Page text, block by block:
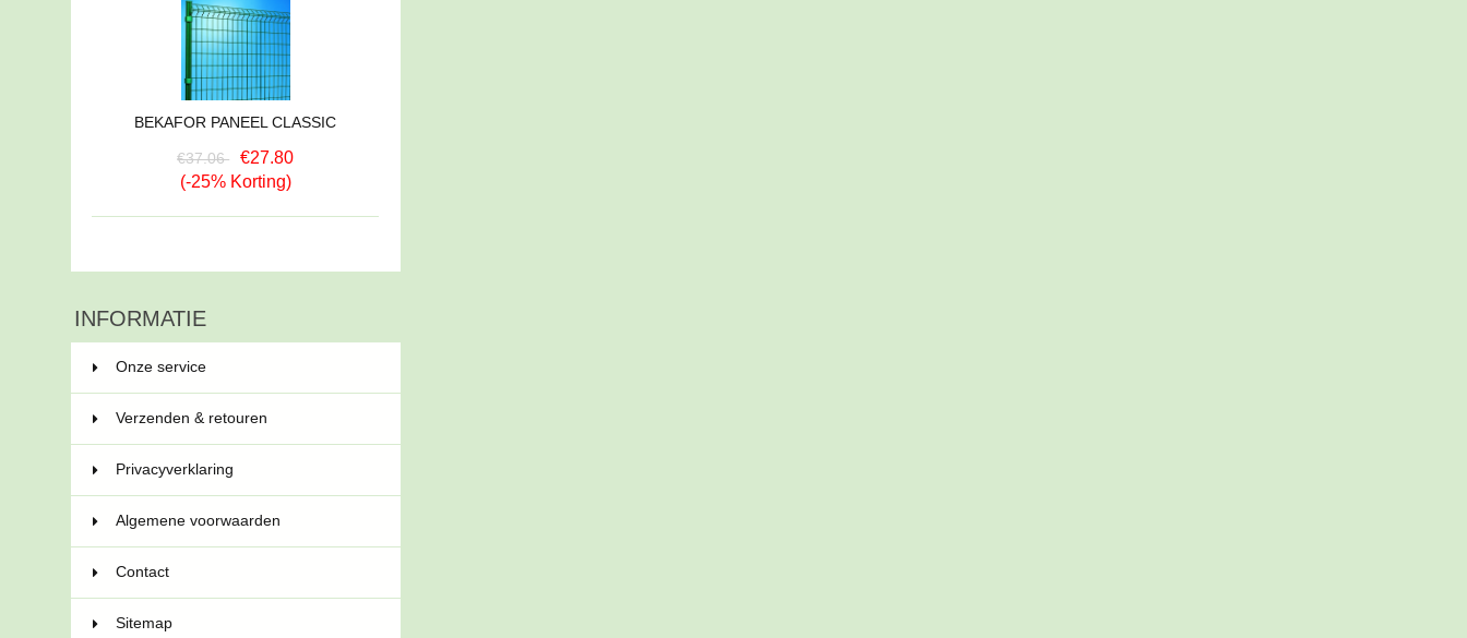
BEKAFOR PANEEL CLASSIC
€37.06
€27.80
(-25% Korting)
INFORMATIE
Onze service
Verzenden & retouren
Privacyverklaring
Algemene voorwaarden
Contact
Sitemap